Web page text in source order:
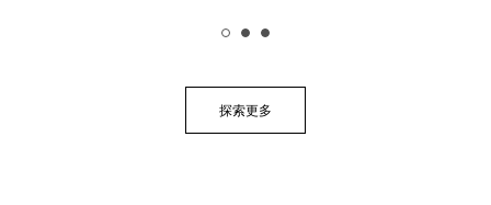
樹一幟的品牌底蘊，從1910年代初期作為義大利海軍指
術的神秘面紗，推出首個民用的Luminor系列，並完整呈
探索更多